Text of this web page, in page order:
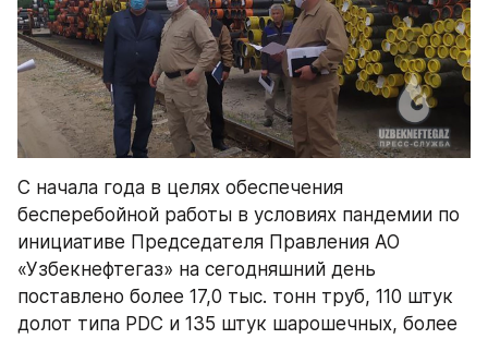
С начала года в целях обеспечения
бесперебойной работы в условиях пандемии по
инициативе Председателя Правления АО
«Узбекнефтегаз» на сегодняшний день
поставлено более 17,0 тыс. тонн труб, 110 штук
долот типа PDC и 135 штук шарошечных, более